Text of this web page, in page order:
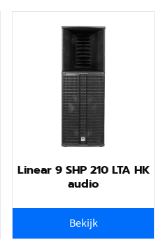
Linear 9 SHP 210 LTA HK
audio
Bekijk